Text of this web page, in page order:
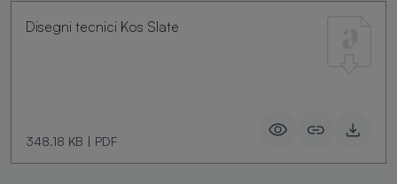
Disegni tecnici Kos Slate
348.18 KB | PDF